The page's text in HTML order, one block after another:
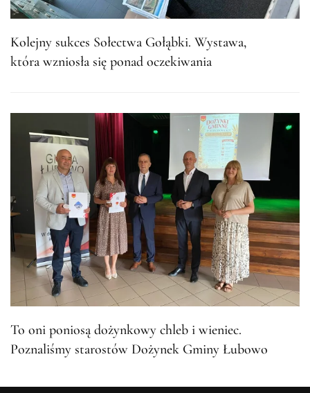
Kolejny sukces Sołectwa Gołąbki. Wystawa,
która wzniosła się ponad oczekiwania
To oni poniosą dożynkowy chleb i wieniec.
Poznaliśmy starostów Dożynek Gminy Łubowo